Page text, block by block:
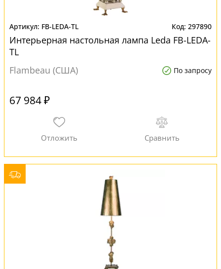
FB-LEDA-TL 297890
Интерьерная настольная лампа Leda FB-LEDA-
TL
Flambeau (США)
По запросу
67 984 ₽